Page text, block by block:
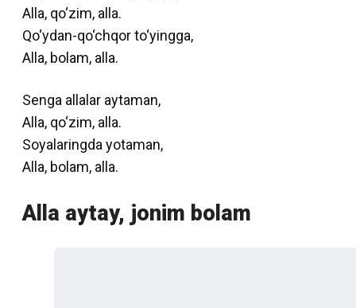
Alla, qo‘zim, alla.
Qo‘ydan-qo‘chqor to‘yingga,
Alla, bolam, alla.
Senga allalar aytaman,
Alla, qo‘zim, alla.
Soyalaringda yotaman,
Alla, bolam, alla.
Alla aytay, jonim bolam